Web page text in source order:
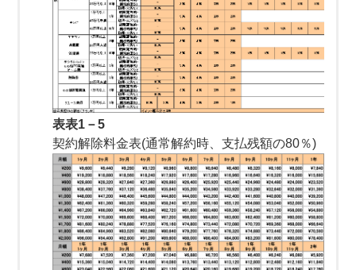
表表1－5
契約解除料金表(通常解約時、支払残額の80％)